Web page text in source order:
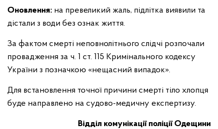
Оновлення: на превеликий жаль, підлітка виявили та
дістали з води без ознак життя.
За фактом смерті неповнолітнього слідчі розпочали
провадження за ч. 1 ст. 115 Кримінального кодексу
України з позначкою «нещасний випадок».
Для встановлення точної причини смерті тіло хлопця
буде направлено на судово-медичну експертизу.
Відділ комунікації поліції Одещини